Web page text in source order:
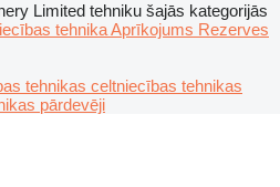
Limited tehniku šajās kategorijās
tehnikaAprīkojums Rezerves
tehnikas celtniecības tehnikas
pārdevēji